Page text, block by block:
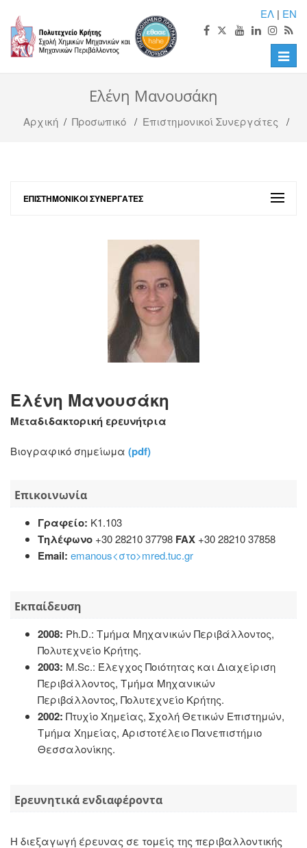
ΕΛ | EN
Toggle
Ελένη Μανουσάκη
Αρχική/ Προσωπικό/ Επιστημονικοί Συνεργάτες /
ΕΠΙΣΤΗΜΟΝΙΚΟΊ ΣΥΝΕΡΓΆΤΕΣ
Ελένη Μανουσάκη
Μεταδιδακτορική ερευνήτρια
Βιογραφικό σημείωμα (pdf)
Επικοινωνία
Γραφείο: Κ1.103
Τηλέφωνο +30 28210 37798 FAX +30 28210 37858
Email: emanous<στο>mred.tuc.gr
Εκπαίδευση
2008: Ph.D.: Τμήμα Μηχανικών Περιβάλλοντος,
Πολυτεχνείο Κρήτης.
2003: M.Sc.: Έλεγχος Ποιότητας και Διαχείριση
Περιβάλλοντος, Τμήμα Μηχανικών
Περιβάλλοντος, Πολυτεχνείο Κρήτης.
2002: Πτυχίο Χημείας, Σχολή Θετικών Επιστημών,
Τμήμα Χημείας, Αριστοτέλειο Πανεπιστήμιο
Θεσσαλονίκης.
Ερευνητικά ενδιαφέροντα
Η διεξαγωγή έρευνας σε τομείς της περιβαλλοντικής